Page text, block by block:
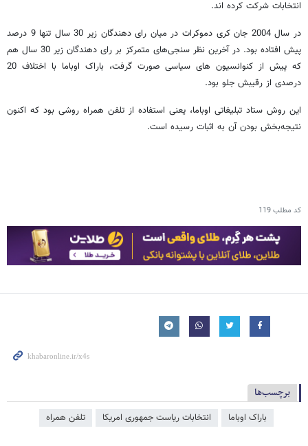
انتخابات شرکت کرده اند.
در سال 2004 جان کری دموکرات در میان رای دهندگان زیر 30 سال تنها 9 درصد
پیش افتاده بود. در آخرین نظر سنجی‌های متمرکز بر رای دهندگان زیر 30 سال هم
که پیش از کنوانسیون های سیاسی صورت گرفت، باراک اوباما با اختلاف 20
درصدی از رقیبش جلو بود.
این روش ستاد تبلیغاتی اوباما، یعنی استفاده از تلفن همراه روشی بود که اکنون
نتیجه‌بخش بودن آن به اثبات رسیده است.
کد مطلب119
برچسب‌ها
باراک اوباما انتخابات ریاست جمهوری امریکا تلفن همراه